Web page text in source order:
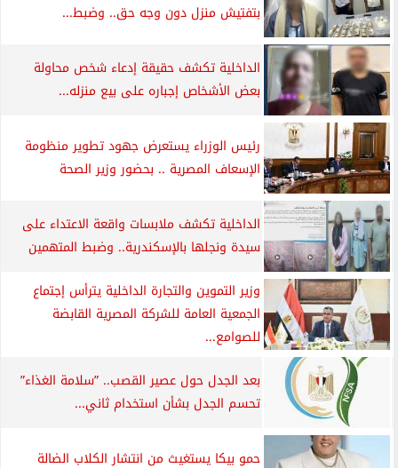
بتفتيش منزل دون وجه حق.. وضبط...
الداخلية تكشف حقيقة إدعاء شخص محاولة
بعض الأشخاص إجباره على بيع منزله...
رئيس الوزراء يستعرض جهود تطوير منظومة
الإسعاف المصرية .. بحضور وزير الصحة
الداخلية تكشف ملابسات واقعة الاعتداء على
سيدة ونجلها بالإسكندرية.. وضبط المتهمين
وزير التموين والتجارة الداخلية يترأس إجتماع
الجمعية العامة للشركة المصرية القابضة
للصوامع...
بعد الجدل حول عصير القصب.. ”سلامة الغذاء”
تحسم الجدل بشأن استخدام ثاني...
حمو بيكا يستغيث من انتشار الكلاب الضالة